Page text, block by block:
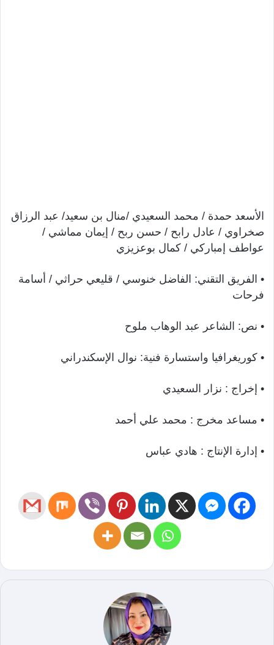
الأسعد حمدة / محمد السعيدي /منال بن سعيد/ عبد الرزاق
صخراوي / عادل رابح / حسن ربح / إيمان مماشي /
عواطف إمباركي / كمال بوعزيزي
• الفريق التقني: الفاضل خنوسي / قليعي حراثي / أسامة
فرحات
• نص: الشاعر عبد الوهاب ملوح
• كوريغرافيا واستسارة فنية: نوال الإسكندراني
• إخراج : نزار السعيدي
• مساعد مخرج : محمد علي أحمد
• إدارة الإنتاج : هادي عباس